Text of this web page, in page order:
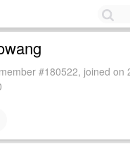
#180522, joined on